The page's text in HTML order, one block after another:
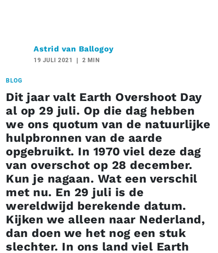
Astrid van Ballogoy
19 JULI 2021 2 MIN
BLOG
Dit jaar valt Earth Overshoot Day
al op 29 juli. Op die dag hebben
we ons quotum van de natuurlijke
hulpbronnen van de aarde
opgebruikt. In 1970 viel deze dag
van overschot op 28 december.
Kun je nagaan. Wat een verschil
met nu. En 29 juli is de
wereldwijd berekende datum.
Kijken we alleen naar Nederland,
dan doen we het nog een stuk
slechter. In ons land viel Earth